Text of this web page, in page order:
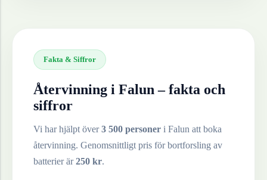
Fakta & Siffror
Återvinning i Falun – fakta och
siffror
Vi har hjälpt över3 500 personer i Falun att boka
återvinning. Genomsnittligt pris för bortforsling av
batterierär250 kr.